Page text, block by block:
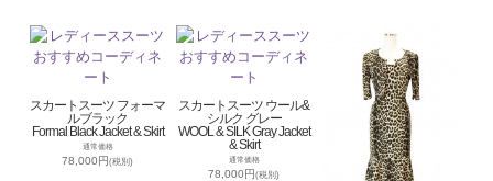
スカートスーツ フォーマ
ルブラック
Formal Black Jacket & Skirt
通常価格
78,000円(税別)
スカートスーツ ウール&
シルク グレー
WOOL & SILK Gray Jacket
& Skirt
通常価格
78,000円(税別)